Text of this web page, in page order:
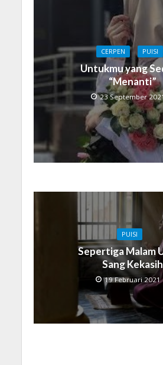
CERPEN PUISI
Untukmu yang
“Menanti”
23 September
PUISI
Sepertiga Malam
Sang Kekasih
19 Februari 2021